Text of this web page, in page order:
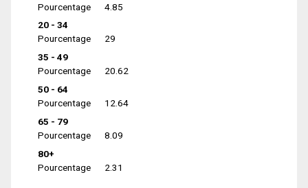
Pourcentage
4.85
20 - 34
Pourcentage
29
35 - 49
Pourcentage
20.62
50 - 64
Pourcentage
12.64
65 - 79
Pourcentage
8.09
80+
Pourcentage
2.31